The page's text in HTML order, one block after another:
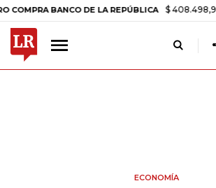
BANCO DE LA REPÚBLICA $ 408.498,97 +$
ECONOMÍA